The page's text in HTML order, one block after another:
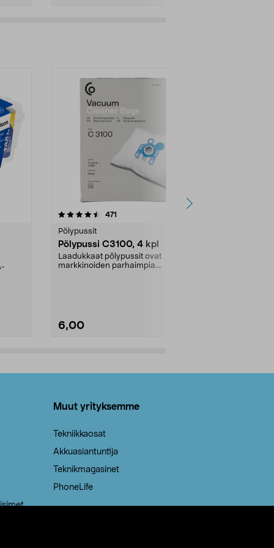
471
Pölypussit
Pölypussi C3100, 4 kpl
Laadukkaat pölypussit ovat
markkinoiden parhaimpia.
6,00
4.5viidestä
Muut yrityksemme
Tekniikkaosat
Akkuasiantuntija
Teknikmagasinet
PhoneLife